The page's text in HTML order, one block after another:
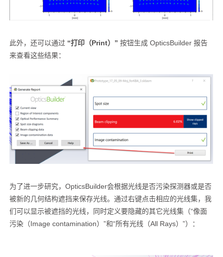
此外，还可以通过 “打印（Print）” 按钮生成 OpticsBuilder 报告
来查看这些结果：
为了进一步研究，OpticsBuilder会根据光线是否污染探测器或是否
被新的几何结构遮挡来保存光线。通过右键点击相应的光线集，我
们可以显示被遮挡的光线，同时定义要隐藏的其它光线集（“像面
污染（Image contamination）”和“所有光线（All Rays）”）：